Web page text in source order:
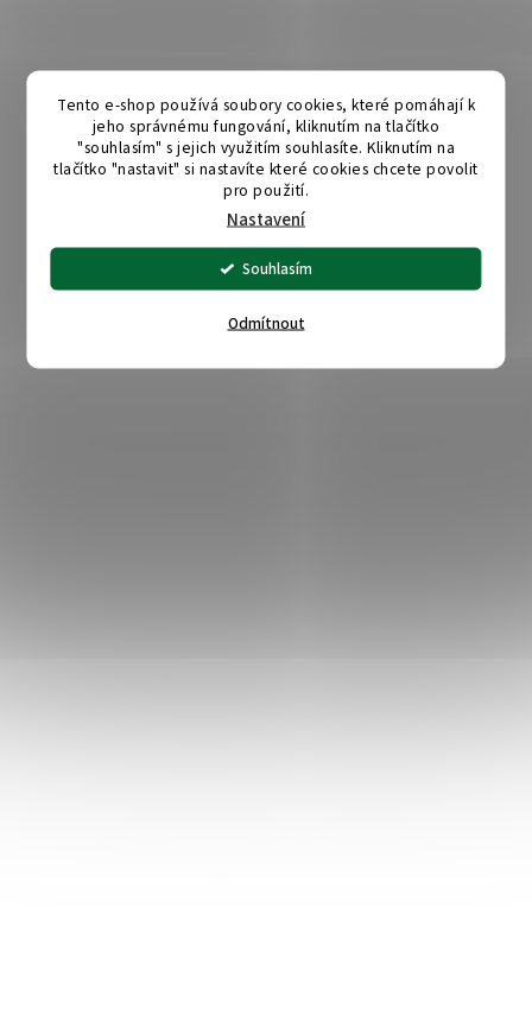
Tento e-shop používá soubory cookies, které pomáhají k
jeho správnému fungování, kliknutím na tlačítko
"souhlasím" s jejich využitím souhlasíte. Kliknutím na
tlačítko "nastavit" si nastavíte které cookies chcete povolit
pro použití.
Nastavení
Odmítnout
Souhlasím